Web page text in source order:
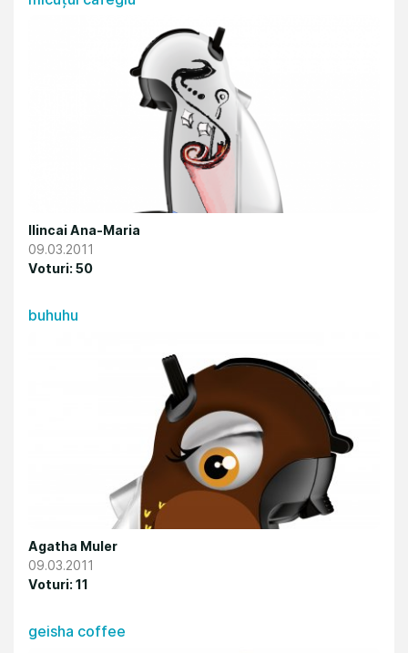
Ilincai Ana-Maria
09.03.2011
Voturi: 50
buhuhu
Agatha Muler
09.03.2011
Voturi: 11
geisha coffee